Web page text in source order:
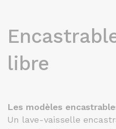
libre
Les modèles
Un lave-vaisselle